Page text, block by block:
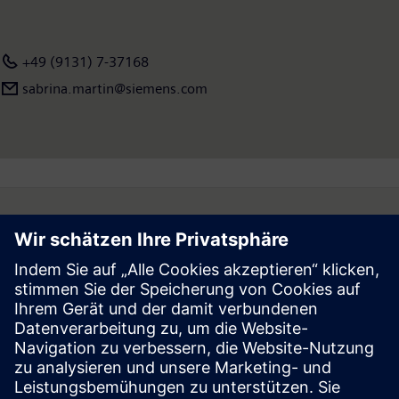
+49 (9131) 7-37168
sabrina.martin@siemens.com
Follow
Press | Company | Siemens
© Siemens 1996 – 2026